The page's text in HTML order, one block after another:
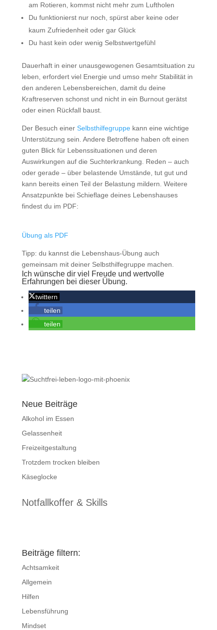
am Rotieren, kommst nicht mehr zum Luftholen
Du funktionierst nur noch, spürst aber keine oder
kaum Zufriedenheit oder gar Glück
Du hast kein oder wenig Selbstwertgefühl
Dauerhaft in einer unausgewogenen Gesamtsituation zu
leben, erfordert viel Energie und umso mehr Stabilität in
den anderen Lebensbereichen, damit du deine
Kraftreserven schonst und nicht in ein Burnout gerätst
oder einen Rückfall baust.
Der Besuch einer Selbsthilfegruppekann eine wichtige
Unterstützung sein. Andere Betroffene haben oft einen
guten Blick für Lebenssituationen und deren
Auswirkungen auf die Suchterkrankung. Reden – auch
oder gerade – über belastende Umstände, tut gut und
kann bereits einen Teil der Belastung mildern. Weitere
Ansatzpunkte bei Schieflage deines Lebenshauses
findest du im PDF:
Übung als PDF
Tipp: du kannst die Lebenshaus-Übung auch
gemeinsam mit deiner Selbsthilfegruppe machen.
Ich wünsche dir viel Freude und wertvolle
Erfahrungen bei dieser Übung.
twittern
teilen
teilen
Neue Beiträge
Alkohol im Essen
Gelassenheit
Freizeitgestaltung
Trotzdem trocken bleiben
Käseglocke
Notfallkoffer & Skills
Beiträge filtern:
Achtsamkeit
Allgemein
Hilfen
Lebensführung
Mindset